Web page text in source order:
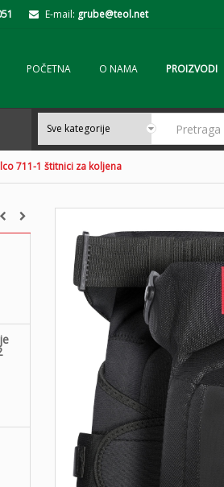
E-mail: grube@teol.net
POČETNA O NAMA PROIZVODI
711-1 štitnici za koljena